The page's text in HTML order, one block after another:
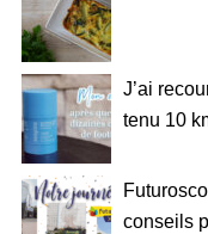
J’ai
tenu 10
conseils